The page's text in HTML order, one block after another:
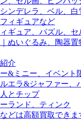
ンデレラ、ベル、
ィギュアなど
ギュア、パズル、セ
ぬいぐるみ、陶器
介
&ミニー、イベント
エラ&ジャファー
とチップ
ランド、ティンク
どは高額買取でき